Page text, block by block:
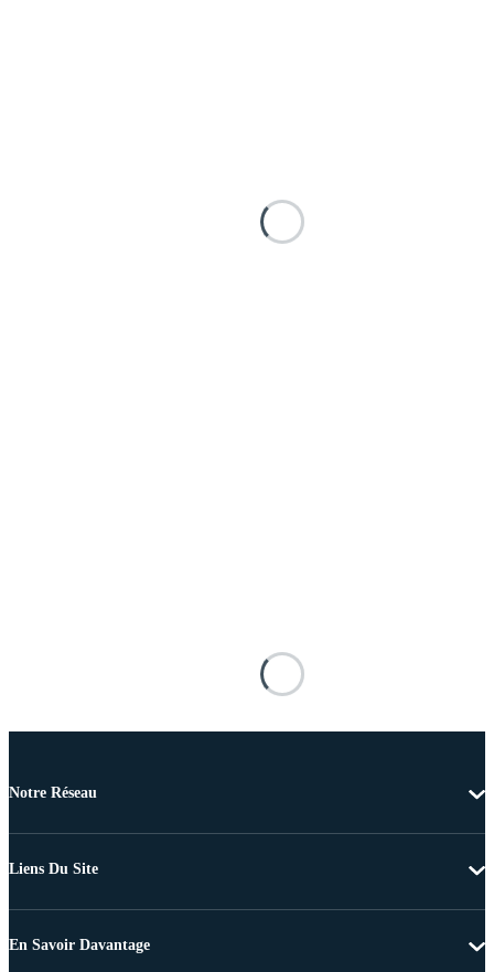
Notre Réseau
Liens Du Site
En Savoir Davantage